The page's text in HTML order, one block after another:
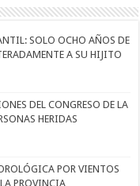
SOLO OCHO AÑOS DE
A SU HIJITO
DEL CONGRESO DE LA
HERIDAS
POR VIENTOS
PROVINCIA